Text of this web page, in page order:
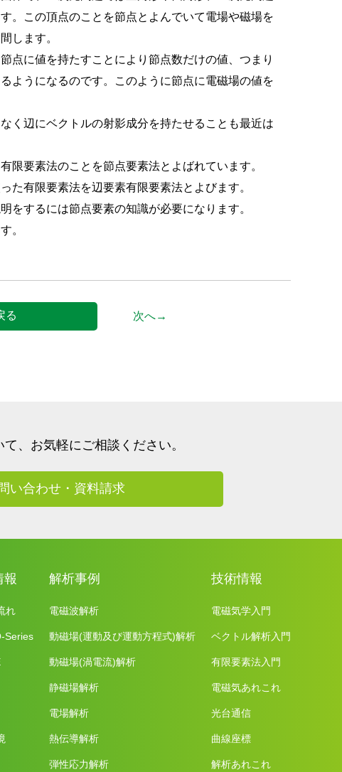
。この頂点のことを節点とよんでいて電場や磁場を
します。
点に値を持たすことにより節点数だけの値、つまり
ようになるのです。このように節点に電磁場の値を
く辺にベクトルの射影成分を持たせることも最近は
限要素法のことを節点要素法とよばれています。
た有限要素法を辺要素有限要素法とよびます。
をするには節点要素の知識が必要になります。
。
る 次へ→
、 お気軽にご相談ください。
い合わせ・資料請求
報
れ
Series
解析事例
電磁波解析
動磁場(運動及び運動方程式)解析
動磁場(渦電流)解析
静磁場解析
電場解析
熱伝導解析
弾性応力解析
技術情報
電磁気学入門
ベクトル解析入門
有限要素法入門
電磁気あれこれ
光台通信
曲線座標
解析あれこれ